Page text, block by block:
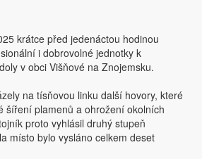
krátce před jedenáctou hodinou
i dobrovolné jednotky k
v obci Višňové na Znojemsku.
na tísňovou linku další hovory, které
šíření plamenů a ohrožení okolních
proto vyhlásil druhý stupeň
místo bylo vysláno celkem deset